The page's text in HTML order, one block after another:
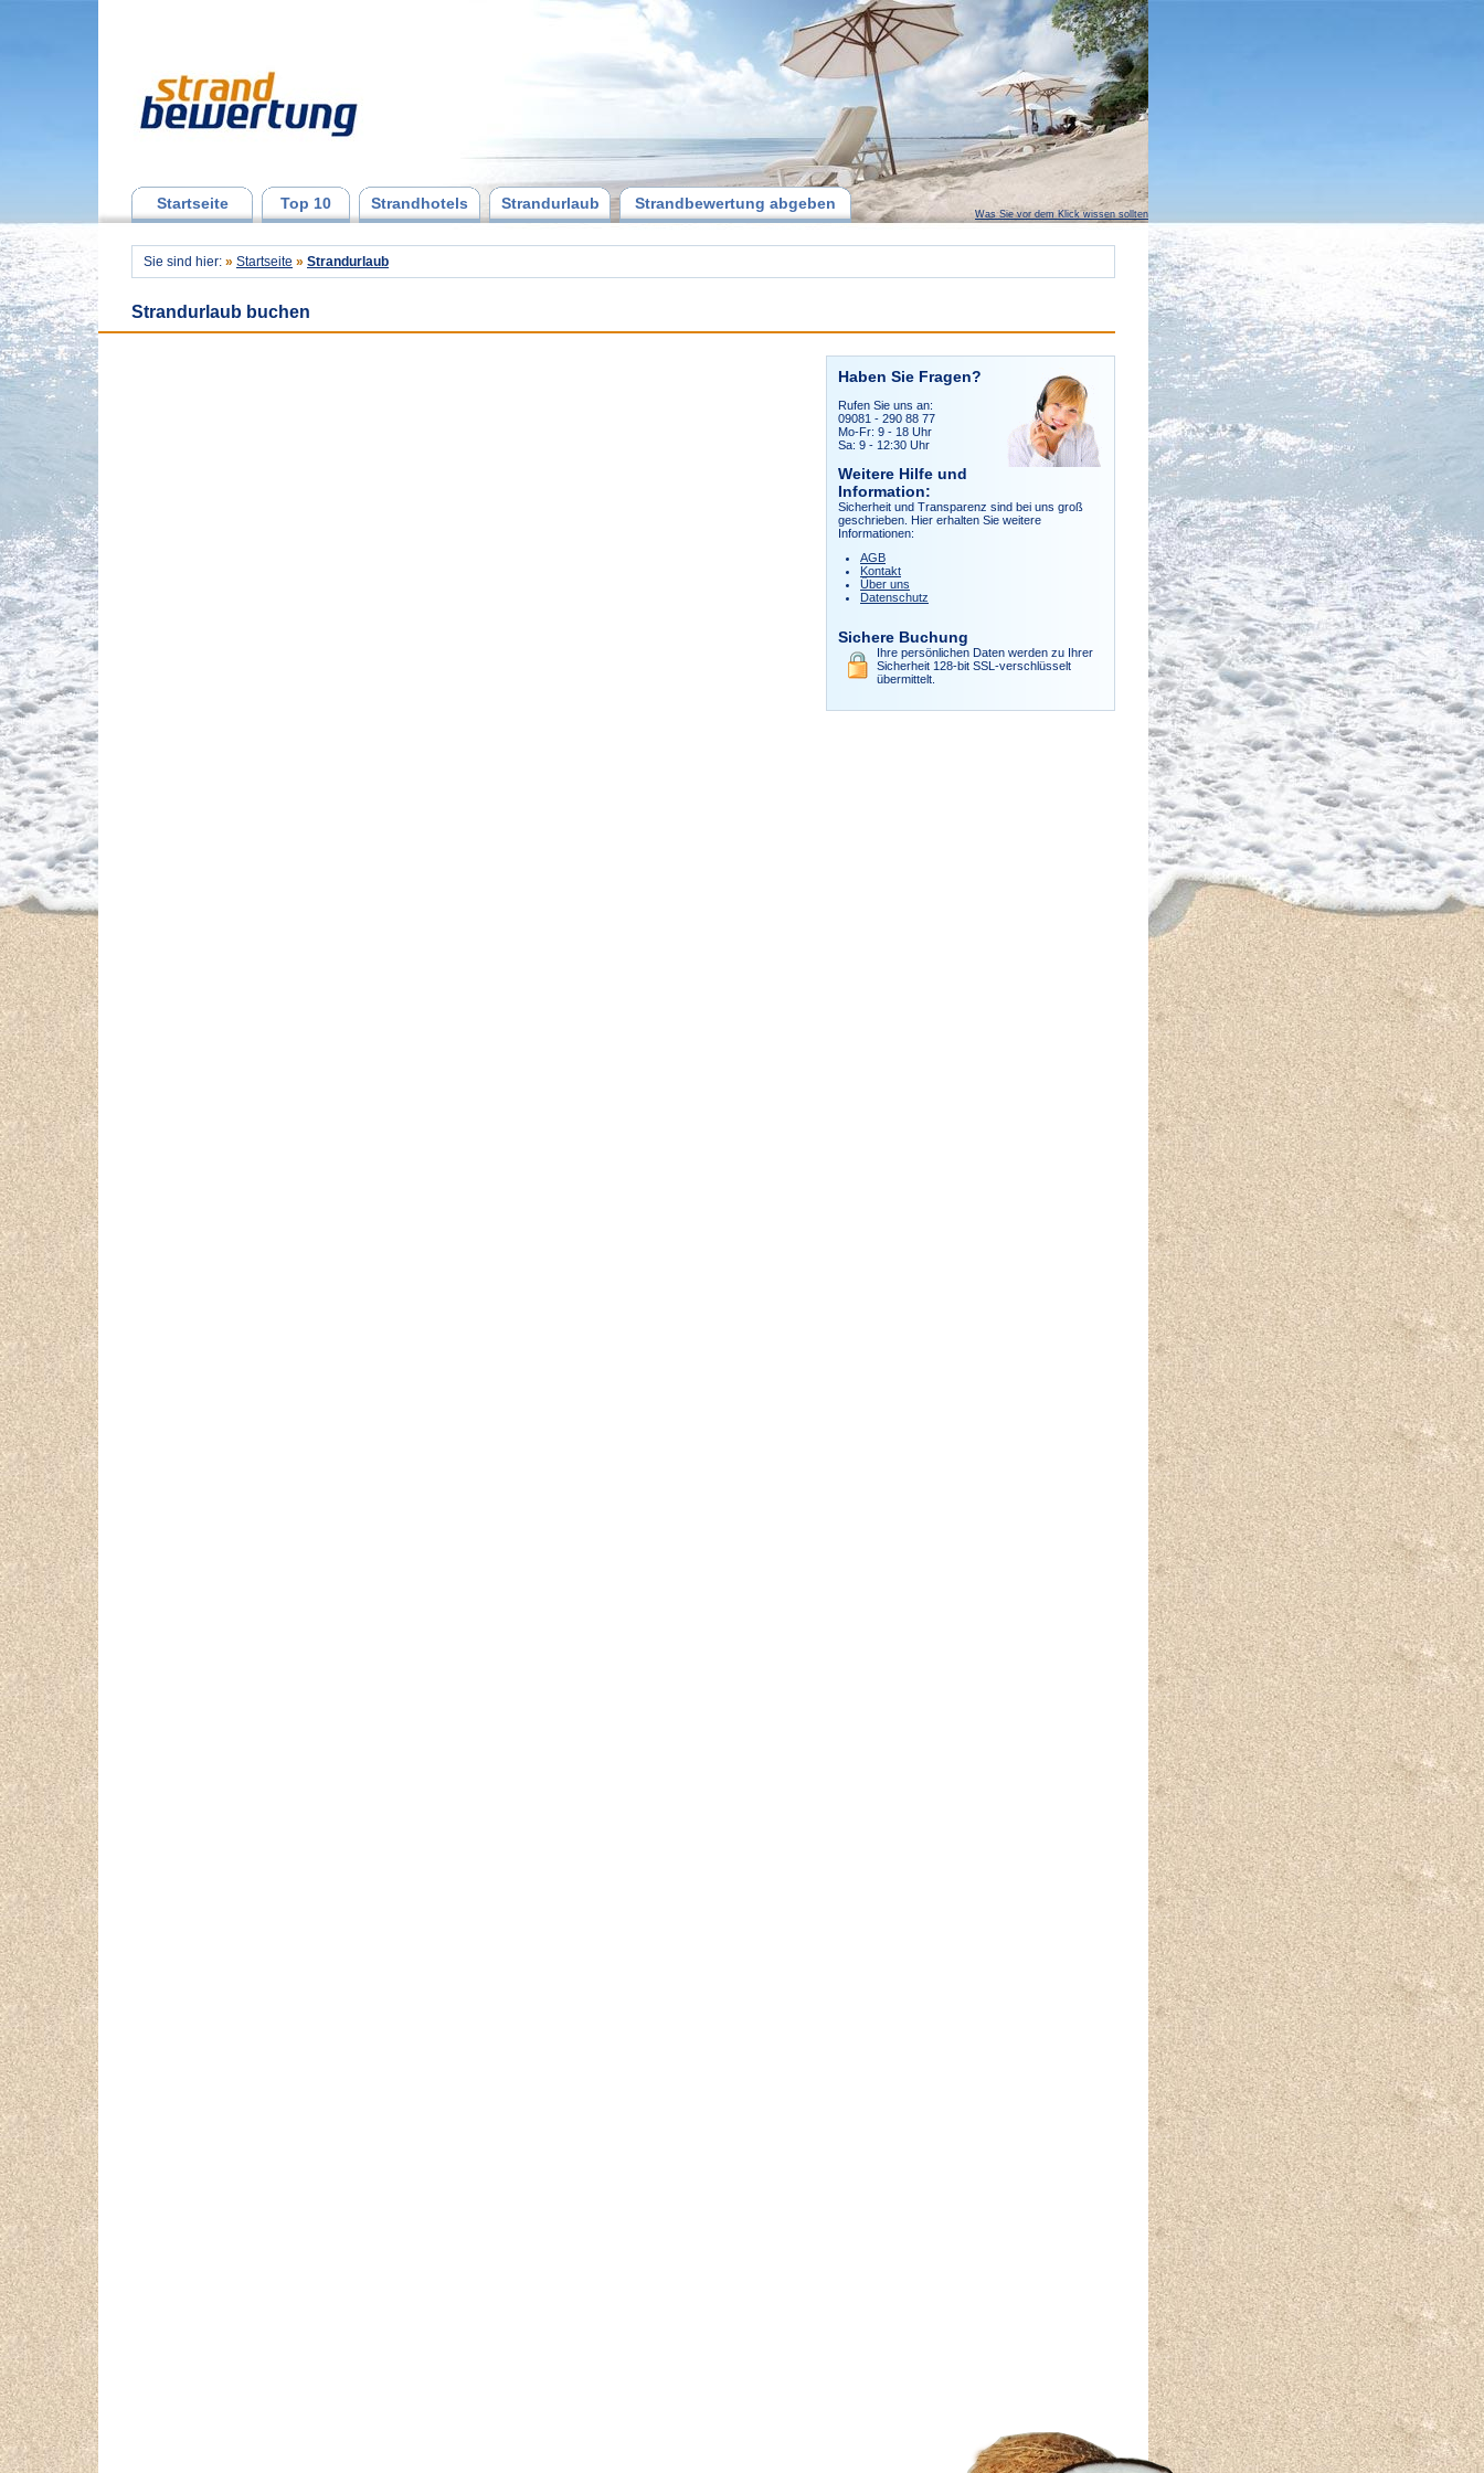
Startseite Top 10 Strandhotels Strandurlaub Strandbewertung abgeben
Was Sie vor dem Klick wissen sollten
Sie sind hier: » Startseite » Strandurlaub
Strandurlaub buchen
Haben Sie Fragen?
Rufen Sie uns an:
09081 - 290 88 77
Mo-Fr: 9 - 18 Uhr
Sa: 9 - 12:30 Uhr
Weitere Hilfe und
Information:
Sicherheit und Transparenz sind bei uns groß
geschrieben. Hier erhalten Sie weitere
Informationen:
AGB
Kontakt
Über uns
Datenschutz
Sichere Buchung
Ihre persönlichen Daten werden zu Ihrer
Sicherheit 128-bit SSL-verschlüsselt
übermittelt.